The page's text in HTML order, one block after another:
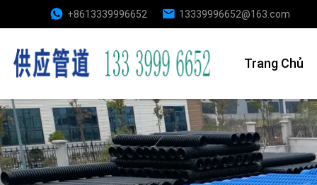
+8613339996652 13339996652@163.com
Trang Chủ